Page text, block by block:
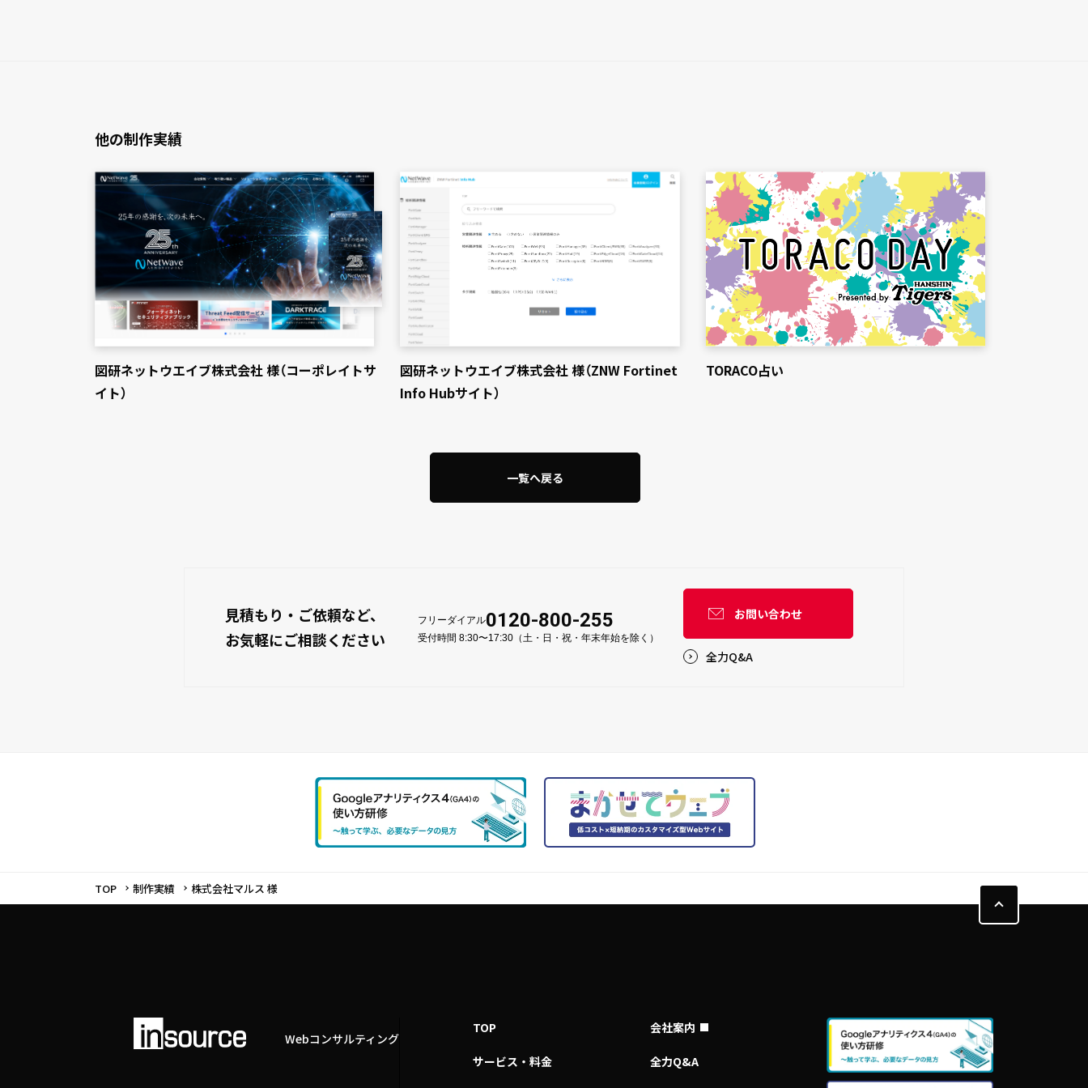
他の制作実績
図研ネットウエイブ株式会社 様（コーポレイトサ
イト）
図研ネットウエイブ株式会社 様（ZNW Fortinet
Info Hubサイト）
TORACO占い
一覧へ戻る
見積もり・ご依頼など、
お気軽にご相談ください
フリーダイアル0120-800-255
受付時間 8:30〜17:30（土・日・祝・年末年始を除く）
お問い合わせ
全力Q&A
TOP 制作実績 株式会社マルス 様
Webコンサルティング
TOP
サービス・料金
会社案内
全力Q&A